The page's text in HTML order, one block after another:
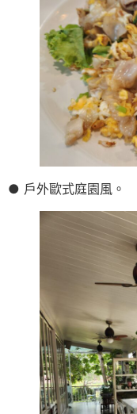
● 戶外歐式庭園風。